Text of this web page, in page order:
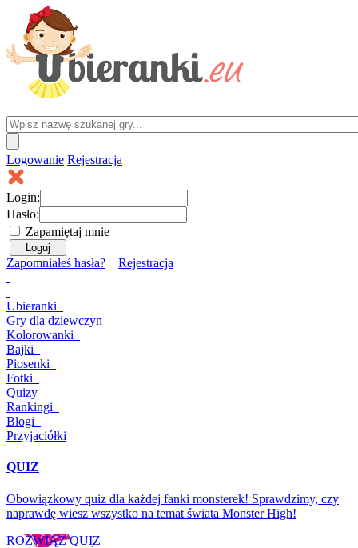
Logowanie Rejestracja
Login:
Hasło:
Zapamiętaj mnie
Zapomniałeś hasła? Rejestracja
Ubieranki
Gry dla dziewczyn
Kolorowanki
Bajki
Piosenki
Fotki
Quizy
Rankingi
Blogi
Przyjaciółki
QUIZ
Obowiązkowy quiz dla każdej fanki monsterek! Sprawdzimy, czy
naprawdę wiesz wszystko na temat świata Monster High!
ROZWIĄŻ QUIZ